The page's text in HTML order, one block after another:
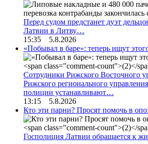
Перед судом предстанет дуэт
Латвии в Литву…
15:35 5.8.2026
«Побывал в баре»: теперь ищут
Сотрудники Рижского Восточного
Рижского регионального
полиции устанавливают…
13:15 5.8.2026
Кто эти парни? Просят помочь в
Госполиция Латвии обращается к